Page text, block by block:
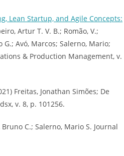
Lean Startup, and Agile Concepts:
Artur T. V. B.; Romão, V.;
G.; Avó, Marcos; Salerno, Mario;
& Production Management, v.
Freitas, Jonathan Simões; De
v. 8, p. 101256.
C.; Salerno, Mario S. Journal